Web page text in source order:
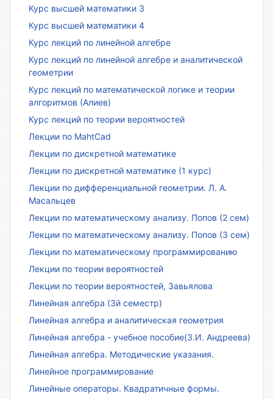
Курс высшей математики 3
Курс высшей математики 4
Курс лекций по линейной алгебре
Курс лекций по линейной алгебре и аналитической
геометрии
Курс лекций по математической логике и теории
алгоритмов (Алиев)
Курс лекций по теории вероятностей
Лекции по MahtCad
Лекции по дискретной математике
Лекции по дискретной математике (1 курс)
Лекции по дифференциальной геометрии. Л. А.
Масальцев
Лекции по математическому анализу. Попов (2 сем)
Лекции по математическому анализу. Попов (3 сем)
Лекции по математическому программированию
Лекции по теории вероятностей
Лекции по теории вероятностей, Завьялова
Линейная алгебра (3й семестр)
Линейная алгебра и аналитическая геометрия
Линейная алгебра - учебное пособие(З.И. Андреева)
Линейная алгебра. Методические указания.
Линейное программирование
Линейные операторы. Квадратичные формы.